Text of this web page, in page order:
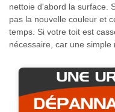
nettoie d'abord la surface.
pas la nouvelle couleur et
temps. Si votre toit est
nécessaire, car une simple